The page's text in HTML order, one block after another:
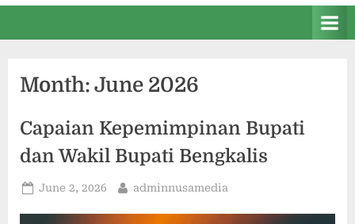
Month: June 2026
Capaian Kepemimpinan Bupati
dan Wakil Bupati Bengkalis
Posted
June 2, 2026 By
adminnusamedia